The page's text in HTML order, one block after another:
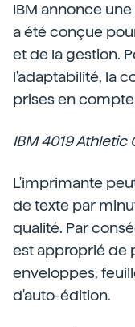
IBM annonce
a été conçue
et de la gestion.
l'adaptabilité, la
prises en
IBM 4019 Athletic
L'imprimante
de texte par
qualité. Par
est approprié de
enveloppes,
d'auto-édition.